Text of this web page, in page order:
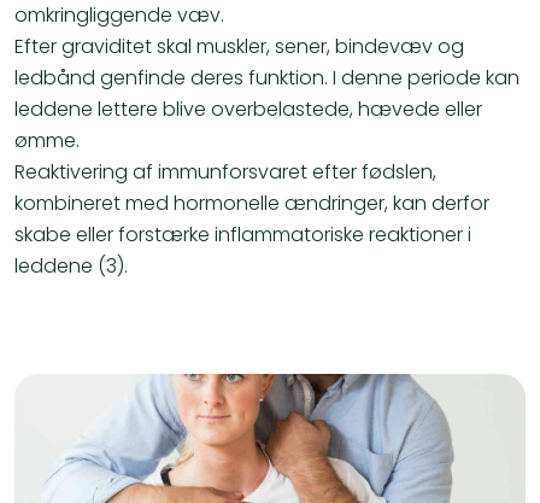
omkringliggende væv.
Efter graviditet skal muskler, sener, bindevæv og
ledbånd genfinde deres funktion. I denne periode kan
leddene lettere blive overbelastede, hævede eller
ømme.
Reaktivering af immunforsvaret efter fødslen,
kombineret med hormonelle ændringer, kan derfor
skabe eller forstærke inflammatoriske reaktioner i
leddene (3).